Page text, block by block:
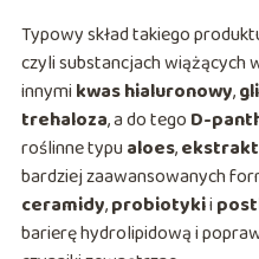
Typowy skład takiego
czyli substancjach wiążących
innymi kwas hialuronowy,
trehaloza, a do tego D-
roślinne typualoes,ekstrakt
bardziej zaawansowanych
ceramidy,probiotykii
barierę hydrolipidową i